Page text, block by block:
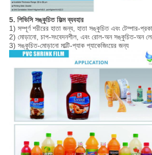
5. পিভিসি সঙ্কুচিত ফিল্ম ব্যবহার
1) সম্পূর্ণ শরীরের হাতা জন্য, হাতা সঙ্কুচিত এবং টেম্পার-
2) মোড়ানো, চাপ-সংবেদনশীল, এবং রোল-অন সঙ্কুচিত-অন
3) সঙ্কুচিত-মোড়ানো মাল্টি-প্যাক প্যাকেজিংয়ের জন্য